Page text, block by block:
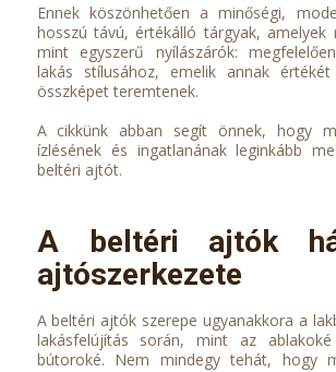
Ennek köszönhetően a minőségi,
hosszú távú, értékálló tárgyak, amelyek
mint egyszerű nyílászárók:
lakás stílusához, emelik annak
összképet teremtenek.
A cikkünk abban segít önnek, hogy
ízlésének és ingatlanának leginkább
beltéri ajtót.
A beltéri ajtók
ajtószerkezete
A beltéri ajtók szerepe ugyanakkora a
lakásfelújítás során, mint az
bútoroké. Nem mindegy tehát, hogy